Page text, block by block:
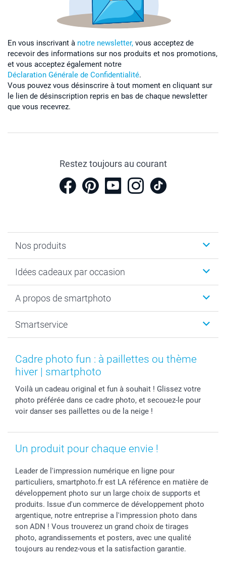
En vous inscrivant à notre newsletter, vous acceptez de
recevoir des informations sur nos produits et nos promotions,
et vous acceptez également notre
Déclaration Générale de Confidentialité.
Vous pouvez vous désinscrire à tout moment en cliquant sur
le lien de désinscription repris en bas de chaque newsletter
que vous recevrez.
Restez toujours au courant
Nos produits
Calendrier photo & Agenda photo
Tirage photo & agrandissement
Faire-part & Cartes
Coques smartphone
Stickers & Etiquettes
Dénicheur d'idées cadeau
Idées cadeaux par occasion
Anniversaire
Naissance & baptême
Fête des Mères
Fête des Pères
Baptême
Toussaint
Saint-Valentin
Vacances
A propos de smartphoto
Plan du site
Droit de rétraction
Plaintes
Gestion des cookies
Tarifs
Investisseurs
Smartservice
Aide
smartbonus
Livraison
Modes de paiement
Statut de ma commande
Cadre photo fun : à paillettes ou thème
hiver | smartphoto
Voilà un cadeau original et fun à souhait ! Glissez votre
photo préférée dans ce cadre photo, et secouez-le pour
voir danser ses paillettes ou de la neige !
Un produit pour chaque envie !
Leader de l'impression numérique en ligne pour
particuliers, smartphoto.fr est LA référence en matière de
développement photo sur un large choix de supports et
produits. Issue d'un commerce de développement photo
argentique, notre entreprise a l'impression photo dans
son ADN ! Vous trouverez un grand choix de tirages
photo, agrandissements et posters, avec une qualité
toujours au rendez-vous et la satisfaction garantie.